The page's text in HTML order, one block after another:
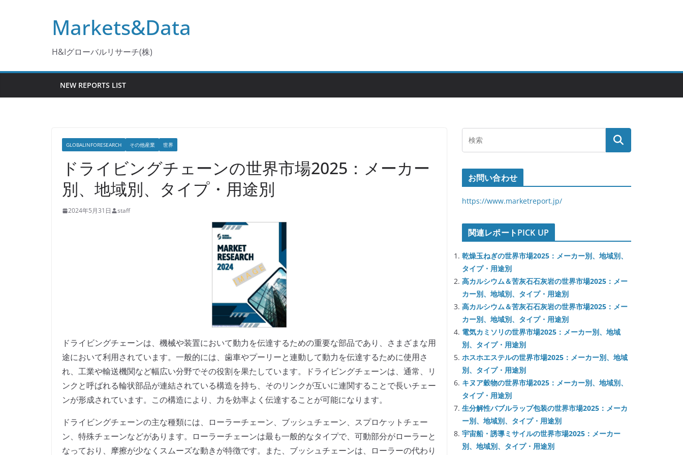
Markets&Data
H&Iグローバルリサーチ(株)
NEW REPORTS LIST
GLOBALINFORESEARCH その他産業 世界
ドライビングチェーンの世界市場2025：メーカー
別、地域別、タイプ・用途別
2024年5月31日 staff
ドライビングチェーンは、機械や装置において動力を伝達するための重要な部品であり、さまざまな用
途において利用されています。一般的には、歯車やプーリーと連動して動力を伝達するために使用さ
れ、工業や輸送機関など幅広い分野でその役割を果たしています。ドライビングチェーンは、通常、リ
ンクと呼ばれる輪状部品が連結されている構造を持ち、そのリンクが互いに連関することで長いチェー
ンが形成されています。この構造により、力を効率よく伝達することが可能になります。
ドライビングチェーンの主な種類には、ローラーチェーン、ブッシュチェーン、スプロケットチェー
ン、特殊チェーンなどがあります。ローラーチェーンは最も一般的なタイプで、可動部分がローラーと
なっており、摩擦が少なくスムーズな動きが特徴です。また、ブッシュチェーンは、ローラーの代わり
お問い合わせ
https://www.marketreport.jp/
関連レポートPICK UP
乾燥玉ねぎの世界市場2025：メーカー別、地域別、
タイプ・用途別
高カルシウム＆苦灰石石灰岩の世界市場2025：メー
カー別、地域別、タイプ・用途別
高カルシウム＆苦灰石石灰岩の世界市場2025：メー
カー別、地域別、タイプ・用途別
電気カミソリの世界市場2025：メーカー別、地域
別、タイプ・用途別
ホスホエステルの世界市場2025：メーカー別、地域
別、タイプ・用途別
キヌア穀物の世界市場2025：メーカー別、地域別、
タイプ・用途別
生分解性バブルラップ包装の世界市場2025：メーカ
ー別、地域別、タイプ・用途別
宇宙船・誘導ミサイルの世界市場2025：メーカー
別、地域別、タイプ・用途別